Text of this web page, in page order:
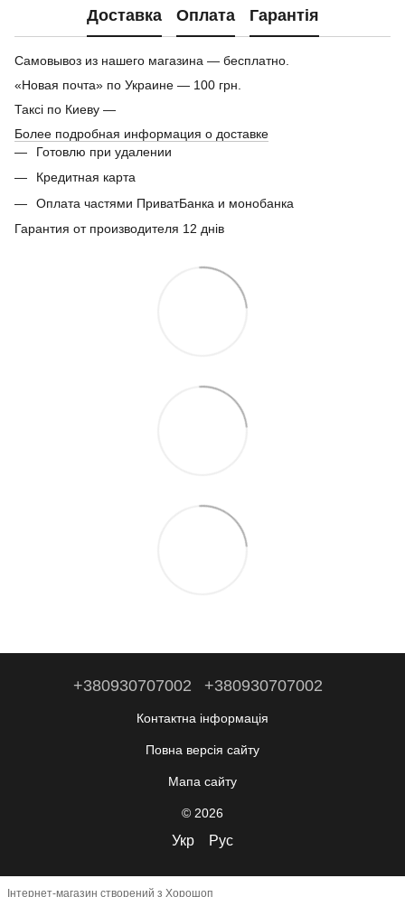
Доставка Оплата Гарантія
Самовывоз из нашего магазина — бесплатно.
«Новая почта» по Украине — 100 грн.
Таксі по Киеву —
Более подробная информация о доставке
Готовлю при удалении
Кредитная карта
Оплата частями ПриватБанка и монобанка
Гарантия от производителя 12 днів
+380930707002 +380930707002
Контактна інформація
Повна версія сайту
Мапа сайту
© 2026
Укр Рус
Інтернет-магазин створений з Хорошоп